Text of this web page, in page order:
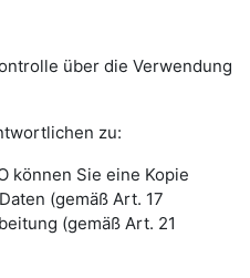
über die Verwendung
zu:
können Sie eine Kopie
(gemäß Art. 17
(gemäß Art. 21